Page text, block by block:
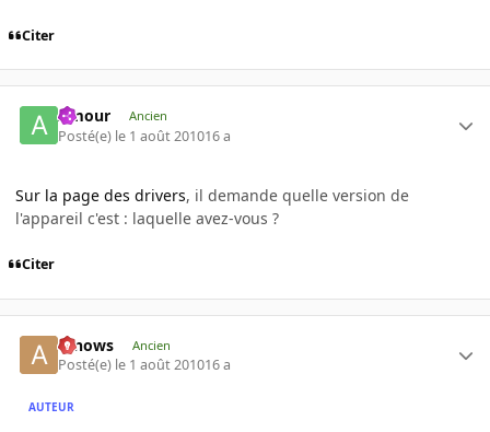
Citer
Amour Ancien
Posté(e) le 1 août 201016 a
Sur la page des drivers, il demande quelle version de
l'appareil c'est : laquelle avez-vous ?
Citer
arnows Ancien
Posté(e) le 1 août 201016 a
AUTEUR